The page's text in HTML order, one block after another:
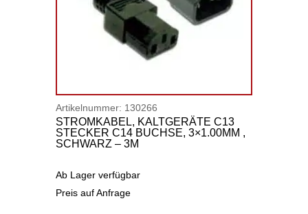
Artikelnummer: 130266
STROMKABEL, KALTGERÄTE C13
STECKER C14 BUCHSE, 3×1.00MM ,
SCHWARZ – 3M
Ab Lager verfügbar
Preis auf Anfrage